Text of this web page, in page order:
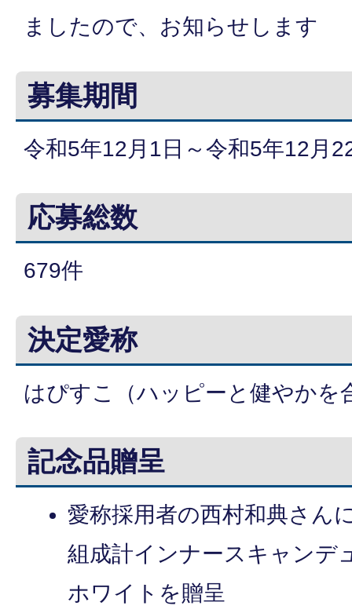
ましたので、お知らせします
募集期間
令和5年12月1日～令和5年12月
応募総数
679件
決定愛称
はぴすこ（ハッピーと健やかを
記念品贈呈
愛称採用者の西村和典さん
組成計インナースキャンデ
ホワイトを贈呈